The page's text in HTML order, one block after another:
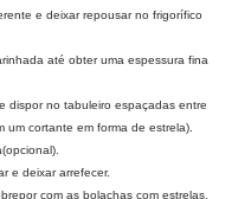
e deixar repousar no frigorífico
até obter uma espessura fina
dispor no tabuleiro espaçadas entre
um cortante em forma de estrela).
e deixar arrefecer.
com as bolachas com estrelas.